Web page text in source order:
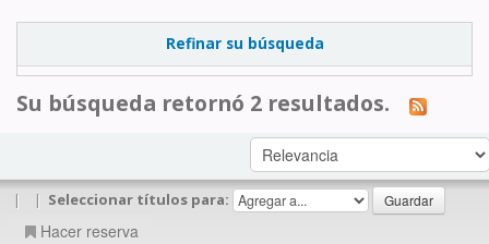
Refinar su búsqueda
Su búsqueda retornó 2 resultados.
| | Seleccionar títulos para:
Hacer reserva